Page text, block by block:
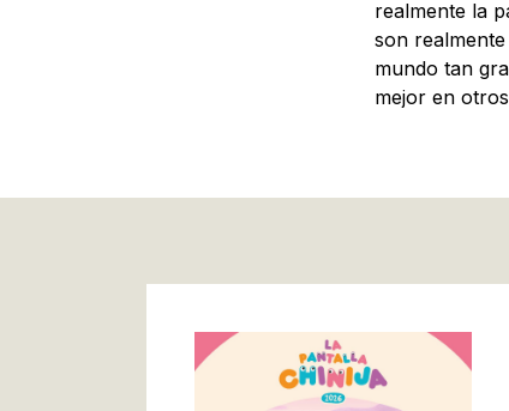
realmente la
son
mundo tan
mejor en